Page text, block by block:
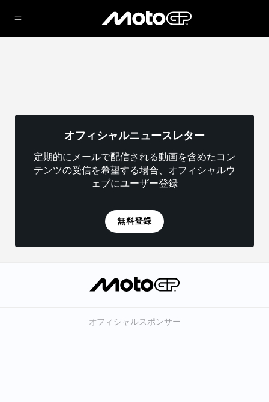
オフィシャルニュースレター
定期的にメールで配信される動画を含めたコン
テンツの受信を希望する場合、オフィシャルウ
ェブにユーザー登録
無料登録
オフィシャルスポンサー